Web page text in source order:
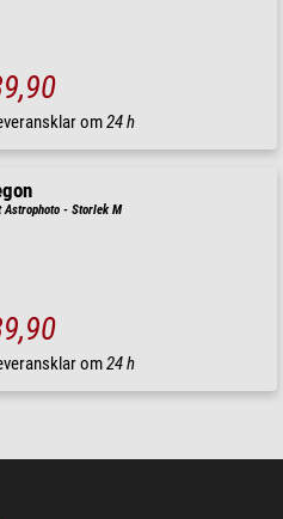
om24 h
Astrophoto - Storlek M
om24 h